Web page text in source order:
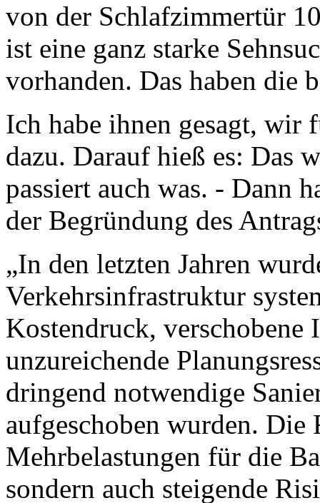
von der Schlafzimmertür
ist eine ganz starke
vorhanden. Das haben die
Ich habe ihnen gesagt, wir
dazu. Darauf hieß es: Das
passiert auch was. - Dann
der Begründung des
„In den letzten Jahren
Verkehrsinfrastruktur
Kostendruck, verschobene
unzureichende
dringend notwendige
aufgeschoben wurden.
Mehrbelastungen für die
sondern auch steigende